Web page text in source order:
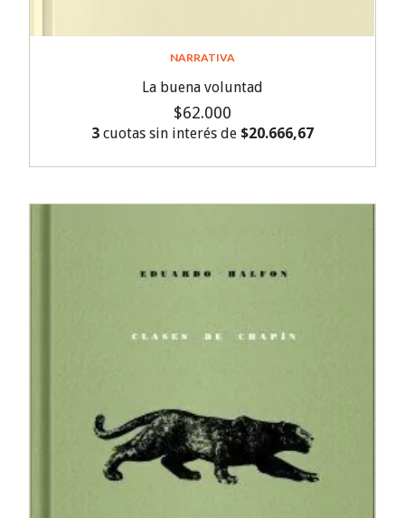
NARRATIVA
La buena voluntad
$62.000
3 cuotas sin interés de $20.666,67